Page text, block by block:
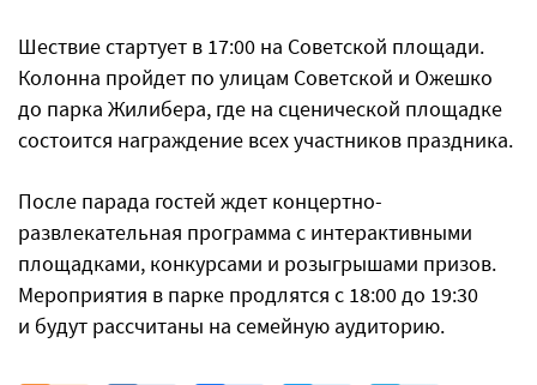
Шествие стартует в 17:00 на Советской площади.
Колонна пройдет по улицам Советской и Ожешко
до парка Жилибера, где на сценической площадке
состоится награждение всех участников праздника.
После парада гостей ждет концертно-
развлекательная программа с интерактивными
площадками, конкурсами и розыгрышами призов.
Мероприятия в парке продлятся с 18:00 до 19:30
и будут рассчитаны на семейную аудиторию.